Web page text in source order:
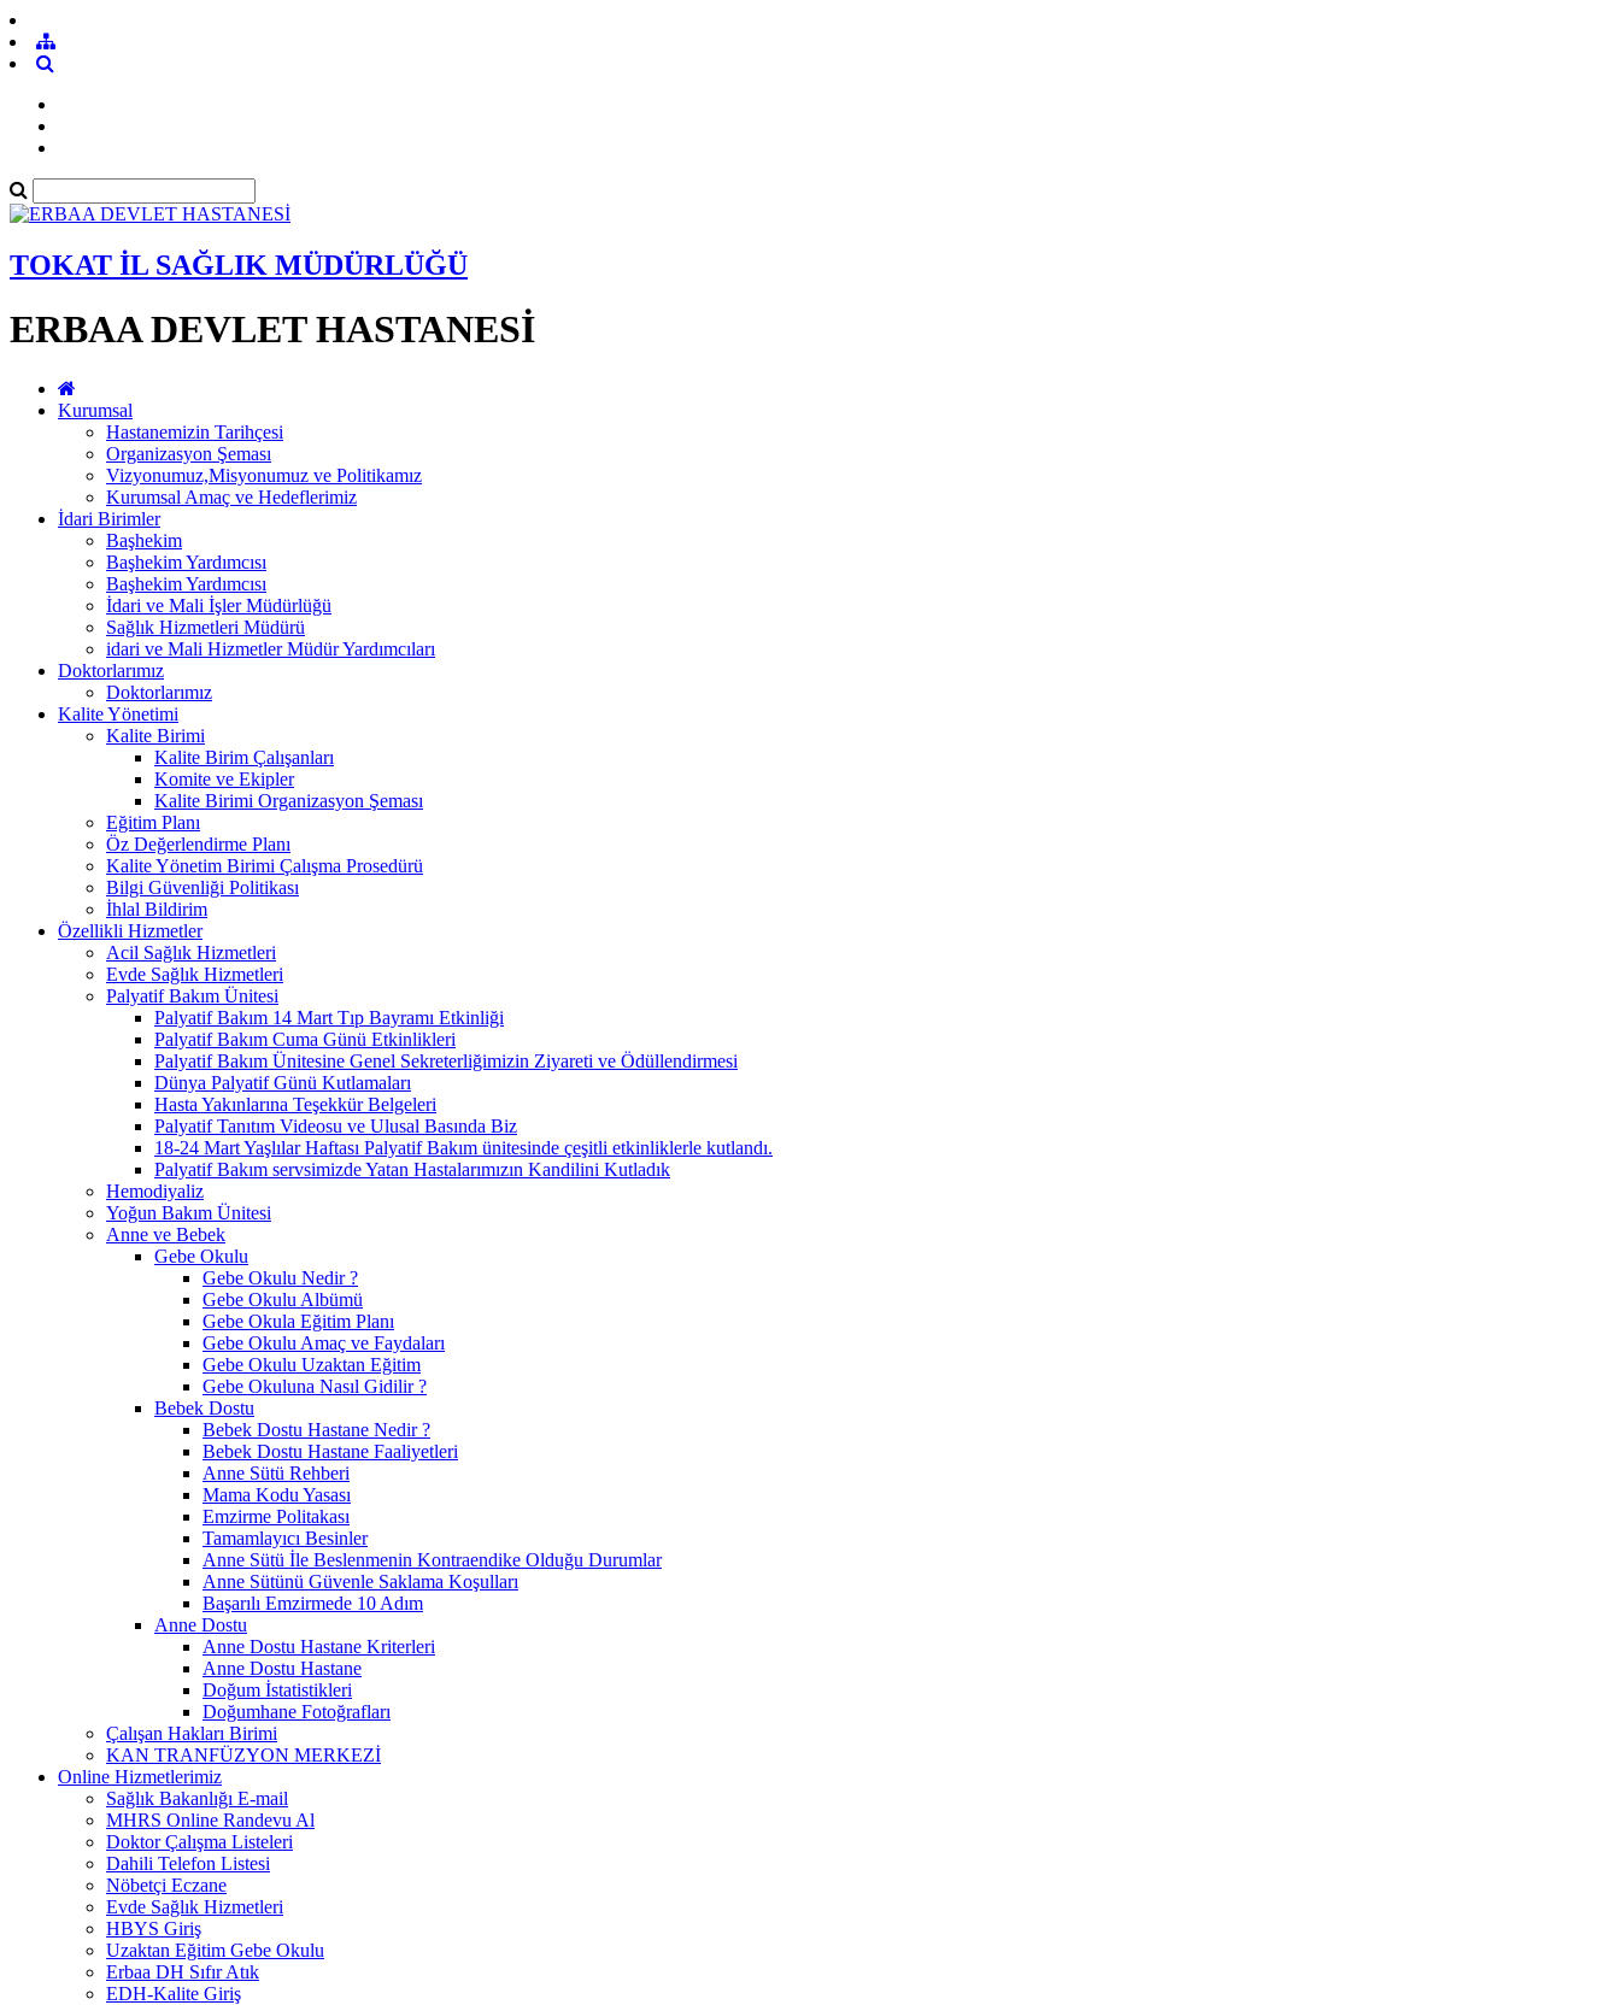
TOKAT İL SAĞLIK MÜDÜRLÜĞÜ
ERBAA DEVLET HASTANESİ
Kurumsal
Hastanemizin Tarihçesi
Organizasyon Şeması
Vizyonumuz,Misyonumuz ve Politikamız
Kurumsal Amaç ve Hedeflerimiz
İdari Birimler
Başhekim
Başhekim Yardımcısı
Başhekim Yardımcısı
İdari ve Mali İşler Müdürlüğü
Sağlık Hizmetleri Müdürü
idari ve Mali Hizmetler Müdür Yardımcıları
Doktorlarımız
Doktorlarımız
Kalite Yönetimi
Kalite Birimi
Kalite Birim Çalışanları
Komite ve Ekipler
Kalite Birimi Organizasyon Şeması
Eğitim Planı
Öz Değerlendirme Planı
Kalite Yönetim Birimi Çalışma Prosedürü
Bilgi Güvenliği Politikası
İhlal Bildirim
Özellikli Hizmetler
Acil Sağlık Hizmetleri
Evde Sağlık Hizmetleri
Palyatif Bakım Ünitesi
Palyatif Bakım 14 Mart Tıp Bayramı Etkinliği
Palyatif Bakım Cuma Günü Etkinlikleri
Palyatif Bakım Ünitesine Genel Sekreterliğimizin Ziyareti ve Ödüllendirmesi
Dünya Palyatif Günü Kutlamaları
Hasta Yakınlarına Teşekkür Belgeleri
Palyatif Tanıtım Videosu ve Ulusal Basında Biz
18-24 Mart Yaşlılar Haftası Palyatif Bakım ünitesinde çeşitli etkinliklerle kutlandı.
Palyatif Bakım servsimizde Yatan Hastalarımızın Kandilini Kutladık
Hemodiyaliz
Yoğun Bakım Ünitesi
Anne ve Bebek
Gebe Okulu
Gebe Okulu Nedir ?
Gebe Okulu Albümü
Gebe Okula Eğitim Planı
Gebe Okulu Amaç ve Faydaları
Gebe Okulu Uzaktan Eğitim
Gebe Okuluna Nasıl Gidilir ?
Bebek Dostu
Bebek Dostu Hastane Nedir ?
Bebek Dostu Hastane Faaliyetleri
Anne Sütü Rehberi
Mama Kodu Yasası
Emzirme Politakası
Tamamlayıcı Besinler
Anne Sütü İle Beslenmenin Kontraendike Olduğu Durumlar
Anne Sütünü Güvenle Saklama Koşulları
Başarılı Emzirmede 10 Adım
Anne Dostu
Anne Dostu Hastane Kriterleri
Anne Dostu Hastane
Doğum İstatistikleri
Doğumhane Fotoğrafları
Çalışan Hakları Birimi
KAN TRANFÜZYON MERKEZİ
Online Hizmetlerimiz
Sağlık Bakanlığı E-mail
MHRS Online Randevu Al
Doktor Çalışma Listeleri
Dahili Telefon Listesi
Nöbetçi Eczane
Evde Sağlık Hizmetleri
HBYS Giriş
Uzaktan Eğitim Gebe Okulu
Erbaa DH Sıfır Atık
EDH-Kalite Giriş